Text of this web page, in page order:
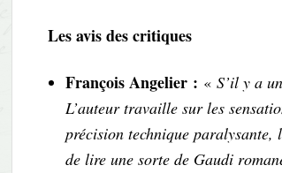
Les avis des critiques
François Angelier : «S’il y a
L’auteur travaille sur les
précision technique paralysante,
de lire une sorte de Gaudi